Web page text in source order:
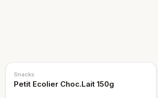
Snacks
Petit Ecolier Choc.Lait 150g